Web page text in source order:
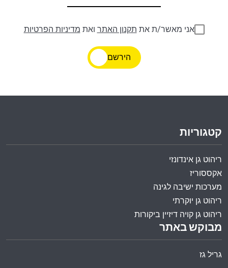
אני מאשר/ת את תקנון האתר ואת מדיניות הפרטיות
הירשם
מבוקש באתר
גריל גז
קטגוריות
ריהוט גן אינדונזי
אקססוריז
מערכות ישיבה לגינה
ריהוט גן יוקרתי
ריהוט גן קויה דיזיין ביקורות